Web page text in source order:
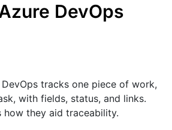
DevOps
tracks one piece of work,
with fields, status, and links.
how they aid traceability.